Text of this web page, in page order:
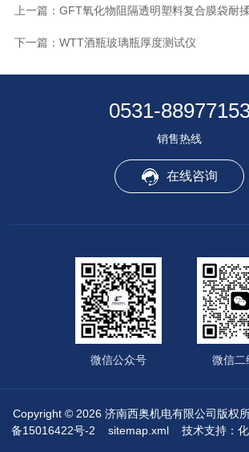
上一篇： GFT氧化物阻隔透明塑料复合膜袋耐
下一篇： WTT酒瓶玻璃瓶厚度测试仪
0531-
销售热线
在线咨询
微信公众号 微信二
Copyright © 2026 济南西奥机电有限公司版权
备15016422号-2
sitemap.xml技术支持：